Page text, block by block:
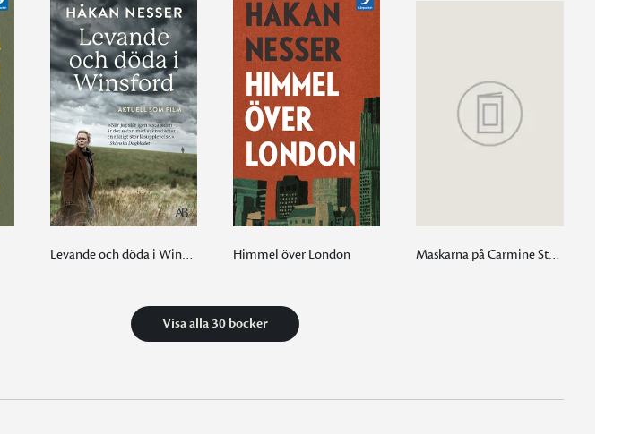
Levande och döda i Winsford Himmel över London Maskarna på Carmine Street
Visa alla 30 böcker